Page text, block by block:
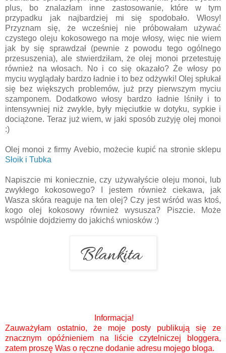
plus, bo znalazłam inne zastosowanie, które w tym
przypadku jak najbardziej mi się spodobało. Włosy!
Przyznam się, że wcześniej nie próbowałam używać
czystego oleju kokosowego na moje włosy, więc nie wiem
jak by się sprawdzał (pewnie z powodu tego ogólnego
przesuszenia), ale stwierdziłam, że olej monoi przetestuję
również na włosach. No i co się okazało? Że włosy po
myciu wyglądały bardzo ładnie i to bez odżywki! Olej spłukał
się bez większych problemów, już przy pierwszym myciu
szamponem. Dodatkowo włosy bardzo ładnie lśniły i to
intensywniej niż zwykle, były mięciutkie w dotyku, sypkie i
dociążone. Teraz już wiem, w jaki sposób zużyję olej monoi
:)
Olej monoi z firmy Avebio, możecie kupić na stronie sklepu
Słoik i Tubka
Napiszcie mi koniecznie, czy używałyście oleju monoi, lub
zwykłego kokosowego? I jestem również ciekawa, jak
Wasza skóra reaguje na ten olej? Czy jest wśród was ktoś,
kogo olej kokosowy również wysusza? Piszcie. Może
wspólnie dojdziemy do jakichś wniosków :)
Informacja!
Zauważyłam ostatnio, że moje posty publikują się ze
znacznym opóźnieniem na liście czytelniczej bloggera,
zatem proszę Was o ręczne dodanie adresu mojego bloga.